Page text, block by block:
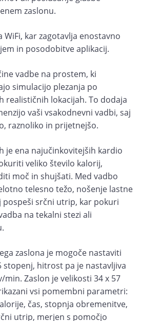
zaslonu.
kar zagotavlja enostavno
in posodobitve aplikacij.
vadbe na prostem, ki
simulacijo plezanja po
realističnih lokacijah. To dodaja
vaši vsakodnevni vadbi, saj
raznoliko in prijetnejšo.
je ena najučinkovitejših kardio
veliko število kalorij,
moč in shujšati. Med vadbo
telesno težo, nošenje lastne
pospeši srčni utrip, kar pokuri
na tekalni stezi ali
zaslona je mogoče nastaviti
stopenj, hitrost pa je nastavljiva
min. Zaslon je velikosti 34 x 57
vsi pomembni parametri:
čas, stopnja obremenitve,
utrip, merjen s pomočjo